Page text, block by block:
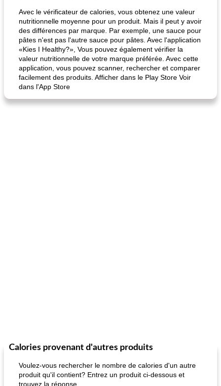
fiesta tostadas
Avec le vérificateur de calories, vous obtenez une valeur
nutritionnelle moyenne pour un produit. Mais il peut y avoir
des différences par marque. Par exemple, une sauce pour
pâtes n'est pas l'autre sauce pour pâtes. Avec l'application
«Kies I Healthy?», Vous pouvez également vérifier la
valeur nutritionnelle de votre marque préférée. Avec cette
application, vous pouvez scanner, rechercher et comparer
facilement des produits. Afficher dans le Play Store Voir
dans l'App Store
Calories provenant d'autres produits
Voulez-vous rechercher le nombre de calories d'un autre
produit qu'il contient? Entrez un produit ci-dessous et
trouvez la réponse.